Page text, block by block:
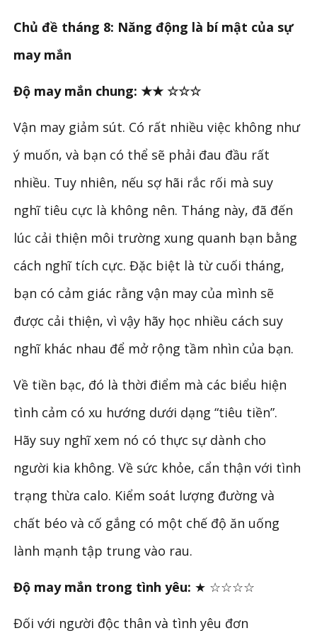
Chủ đề tháng 8: Năng động là bí mật của sự
may mắn
Độ may mắn chung: ★★ ☆☆☆
Vận may giảm sút. Có rất nhiều việc không như
ý muốn, và bạn có thể sẽ phải đau đầu rất
nhiều. Tuy nhiên, nếu sợ hãi rắc rối mà suy
nghĩ tiêu cực là không nên. Tháng này, đã đến
lúc cải thiện môi trường xung quanh bạn bằng
cách nghĩ tích cực. Đặc biệt là từ cuối tháng,
bạn có cảm giác rằng vận may của mình sẽ
được cải thiện, vì vậy hãy học nhiều cách suy
nghĩ khác nhau để mở rộng tầm nhìn của bạn.
Về tiền bạc, đó là thời điểm mà các biểu hiện
tình cảm có xu hướng dưới dạng “tiêu tiền”.
Hãy suy nghĩ xem nó có thực sự dành cho
người kia không. Về sức khỏe, cẩn thận với tình
trạng thừa calo. Kiểm soát lượng đường và
chất béo và cố gắng có một chế độ ăn uống
lành mạnh tập trung vào rau.
Độ may mắn trong tình yêu: ★ ☆☆☆☆
Đối với người độc thân và tình yêu đơn